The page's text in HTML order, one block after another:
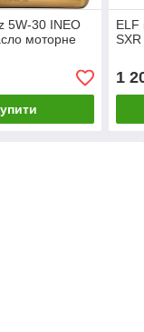
5W-30 INEO
моторне
ELF
1